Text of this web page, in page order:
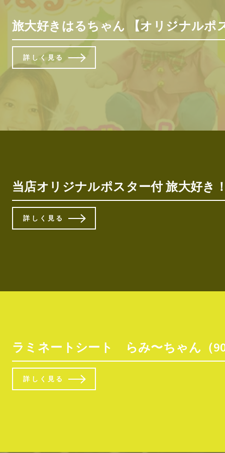
旅大好きはるちゃん 【オリジナルポ
詳しく見る
当店オリジナルポスター付 旅大好き
詳しく見る
ラミネートシート らみ〜ちゃん（
詳しく見る